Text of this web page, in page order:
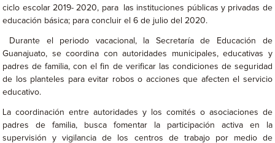
ciclo escolar 2019- 2020, para las instituciones públicas y privadas de
educación básica; para concluir el 6 de julio del 2020.
Durante el periodo vacacional, la Secretaría de Educación de
Guanajuato, se coordina con autoridades municipales, educativas y
padres de familia, con el fin de verificar las condiciones de seguridad
de los planteles para evitar robos o acciones que afecten el servicio
educativo.
La coordinación entre autoridades y los comités o asociaciones de
padres de familia, busca fomentar la participación activa en la
supervisión y vigilancia de los centros de trabajo por medio de